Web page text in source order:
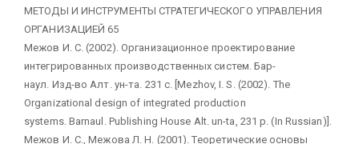
МЕТОДЫ И ИНСТРУМЕНТЫ СТРАТЕГИЧЕСКОГО УПРАВЛЕНИЯ
ОРГАНИЗАЦИЕЙ 65
Межов И. С. (2002). Организационное проектирование
интегрированных производственных систем. Бар-
наул. Изд-во Алт. ун-та. 231 с. [Mezhov, I. S. (2002). The
Organizational design of integrated production
systems. Barnaul. Publishing House Alt. un-ta, 231 p. (In Russian)].
Межов И. С., Межова Л. Н. (2001). Теоретические основы